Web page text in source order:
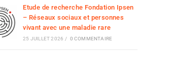
Etude de recherche Fondation Ipsen
– Réseaux sociaux et personnes
vivant avec une maladie rare
25 JUILLET 2026 / 0 COMMENTAIRE